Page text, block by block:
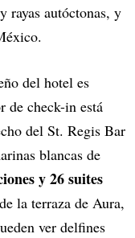
rayas autóctonas, y
del hotel es
de check-in está
del St. Regis Bar
blancas de
y 26 suites
la terraza de Aura,
ver delfines